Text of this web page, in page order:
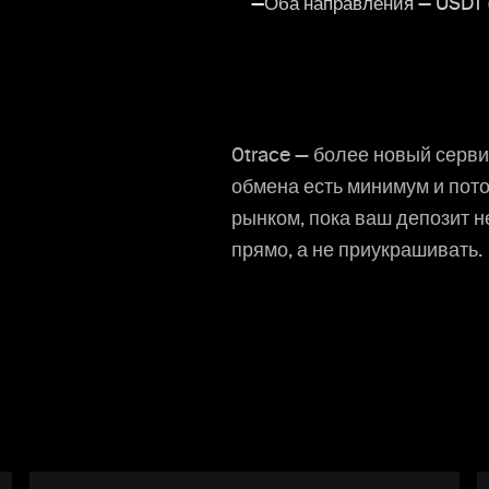
0trace — более новый
обмена есть минимум и
рынком, пока ваш депозит
прямо, а не приукрашивать.